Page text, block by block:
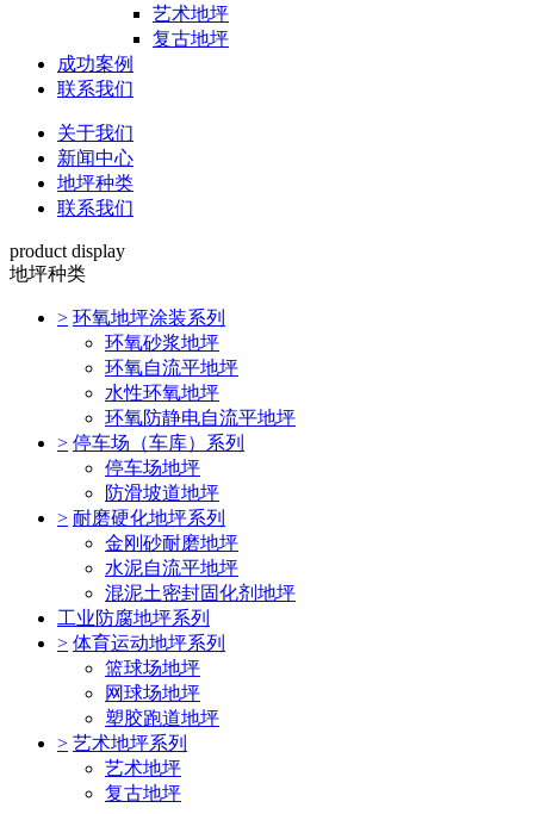
艺术地坪
复古地坪
成功案例
联系我们
关于我们
新闻中心
地坪种类
联系我们
product display
地坪种类
> 环氧地坪涂装系列
环氧砂浆地坪
环氧自流平地坪
水性环氧地坪
环氧防静电自流平地坪
> 停车场（车库）系列
停车场地坪
防滑坡道地坪
> 耐磨硬化地坪系列
金刚砂耐磨地坪
水泥自流平地坪
混泥土密封固化剂地坪
工业防腐地坪系列
> 体育运动地坪系列
篮球场地坪
网球场地坪
塑胶跑道地坪
> 艺术地坪系列
艺术地坪
复古地坪